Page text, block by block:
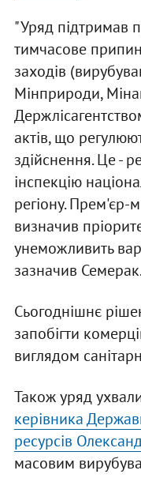
"Уряд підтримав
тимчасове
заходів
Мінприроди,
актів, що
здійснення. Це -
інспекцію
регіону. Прем'єр-
визначив
унеможливить
зазначив
Сьогоднішнє
запобігти
виглядом
Також уряд
керівника
ресурсів
масовим